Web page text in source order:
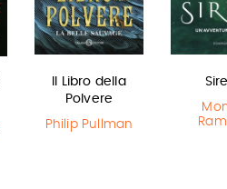
Il Libro della
Polvere
Philip Pullman